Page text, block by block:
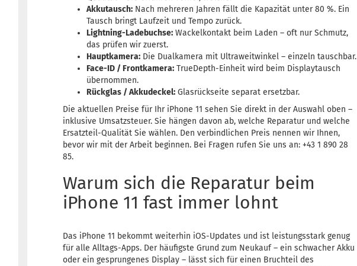
Akkutausch: Nach mehreren Jahren fällt die Kapazität unter 80 %. Ein
Tausch bringt Laufzeit und Tempo zurück.
Lightning-Ladebuchse: Wackelkontakt beim Laden – oft nur Schmutz,
das prüfen wir zuerst.
Hauptkamera: Die Dualkamera mit Ultraweitwinkel – einzeln tauschbar.
Face-ID / Frontkamera: TrueDepth-Einheit wird beim Displaytausch
übernommen.
Rückglas / Akkudeckel: Glasrückseite separat ersetzbar.
Die aktuellen Preise für Ihr iPhone 11 sehen Sie direkt in der Auswahl oben –
inklusive Umsatzsteuer. Sie hängen davon ab, welche Reparatur und welche
Ersatzteil-Qualität Sie wählen. Den verbindlichen Preis nennen wir Ihnen,
bevor wir mit der Arbeit beginnen. Bei Fragen rufen Sie uns an: +43 1 890 28
85.
Warum sich die Reparatur beim
iPhone 11 fast immer lohnt
Das iPhone 11 bekommt weiterhin iOS-Updates und ist leistungsstark genug
für alle Alltags-Apps. Der häufigste Grund zum Neukauf – ein schwacher Akku
oder ein gesprungenes Display – lässt sich für einen Bruchteil des